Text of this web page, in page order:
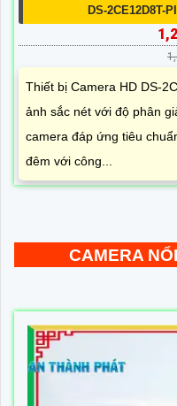
DS-2CE12D8T-
Thiết bị Camera HD DS-
ảnh sắc nét với độ phân
camera đáp ứng tiêu
đêm với công...
CAMERA